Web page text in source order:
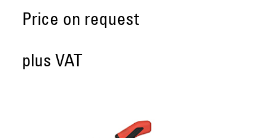
Price on request
plus VAT